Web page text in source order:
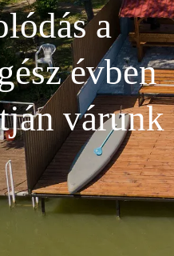
a
évben
várunk